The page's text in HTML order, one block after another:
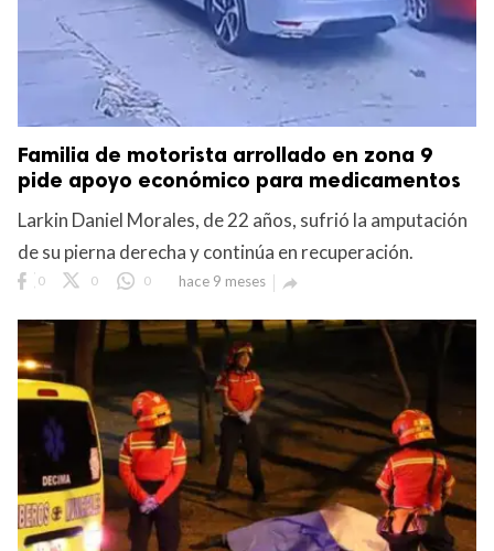
Familia de motorista arrollado en zona 9
pide apoyo económico para medicamentos
Larkin Daniel Morales, de 22 años, sufrió la amputación
de su pierna derecha y continúa en recuperación.
0 0 0 hace 9 meses 